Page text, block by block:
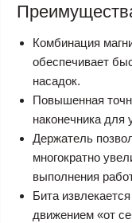
Комбинация
обеспечивает
насадок.
Повышенная
наконечника для
Держатель
многократно
выполнения
Бита
движением «от